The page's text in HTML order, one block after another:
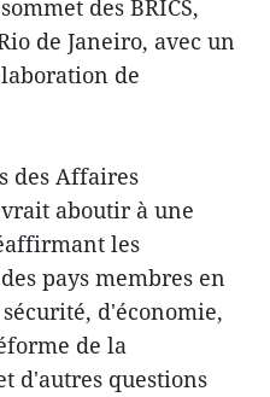
des BRICS,
de Janeiro, avec un
de
des Affaires
aboutir à une
les
pays membres en
d'économie,
de la
d'autres questions